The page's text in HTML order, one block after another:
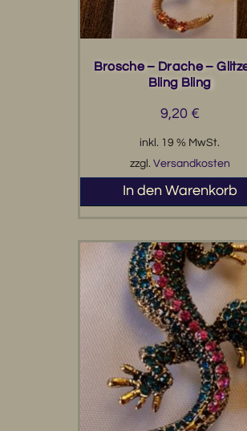
Brosche – Drache –
Bling Bling
9,20 €
inkl. 19 % MwSt.
zzgl. Versandkosten
In den Warenkorb